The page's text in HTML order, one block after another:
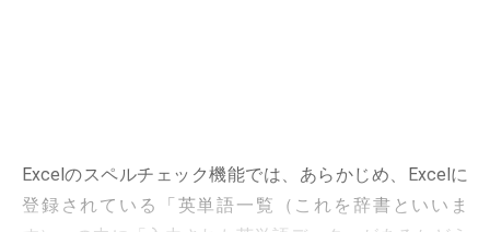
Excelのスペルチェック機能では、あらかじめ、Excelに
登録されている「英単語一覧（これを辞書といいま